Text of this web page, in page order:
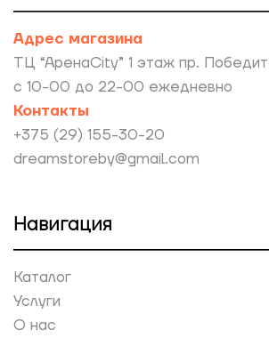
Адрес магазина
ТЦ “АренаCity” 1 этаж пр.
с 10-00 до 22-00 ежедневно
Контакты
+375 (29) 155-30-20
dreamstoreby@gmail.com
Навигация
Каталог
Услуги
О нас